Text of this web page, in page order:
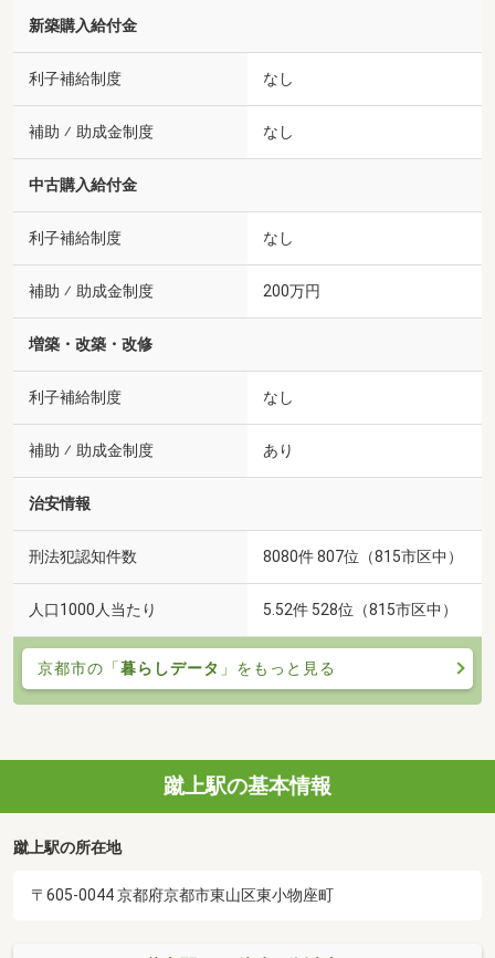
新築購入給付金
利子補給制度 なし
補助 ⁄ 助成金制度 なし
中古購入給付金
利子補給制度 なし
補助 ⁄ 助成金制度 200万円
増築・改築・改修
利子補給制度 なし
補助 ⁄ 助成金制度 あり
治安情報
刑法犯認知件数 8080件 807位（815市区中）
人口1000人当たり 5.52件 528位（815市区中）
京都市の「暮らしデータ 」をもっと見る
蹴上駅の基本情報
蹴上駅の所在地
〒605-0044 京都府京都市東山区東小物座町